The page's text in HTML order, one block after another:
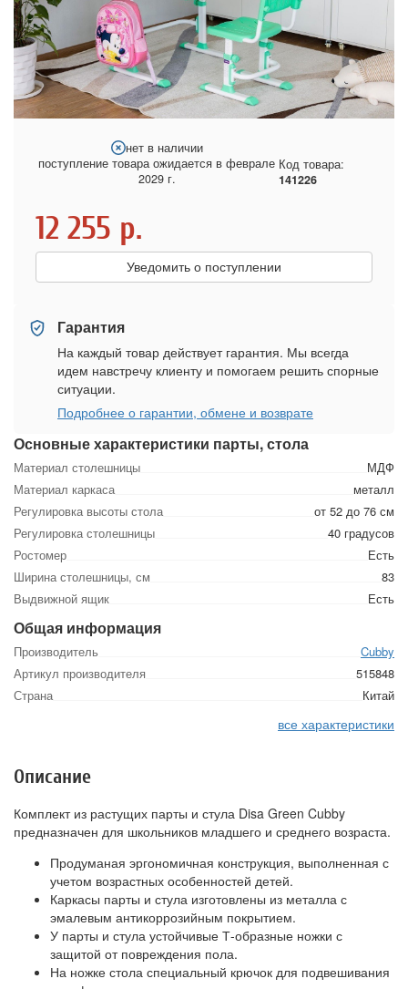
Основные характеристики парты, стола
Материал столешницы
МДФ
Материал каркаса
металл
Регулировка высоты стола
от 52 до 76 см
Регулировка столешницы
40 градусов
Ростомер
Есть
Ширина столешницы, см
83
Выдвижной ящик
Есть
Общая информация
Производитель
Cubby
Артикул производителя
515848
Страна
Китай
все характеристики
нет в наличии
поступление товара ожидается в феврале
2029 г.
Код товара:
141226
12 255 р.
Уведомить о поступлении
Гарантия
На каждый товар действует гарантия. Мы всегда
идем навстречу клиенту и помогаем решить спорные
ситуации.
Подробнее о гарантии, обмене и возврате
Описание
Комплект из растущих парты и стула Disa Green Cubby
предназначен для школьников младшего и среднего возраста.
Продуманая эргономичная конструкция, выполненная с
учетом возрастных особенностей детей.
Каркасы парты и стула изготовлены из металла с
эмалевым антикоррозийным покрытием.
У парты и стула устойчивые Т-образные ножки с
защитой от повреждения пола.
На ножке стола специальный крючок для подвешивания